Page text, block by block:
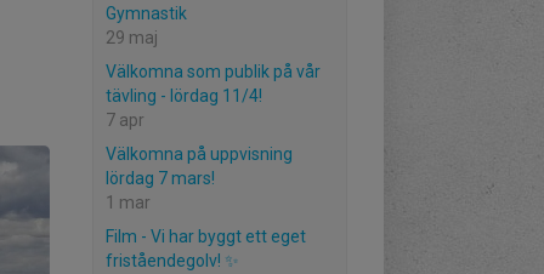
Gymnastik
29 maj
Välkomna som publik på vår
tävling - lördag 11/4!
7 apr
Välkomna på uppvisning
lördag 7 mars!
1 mar
Film - Vi har byggt ett eget
friståendegolv! ✨